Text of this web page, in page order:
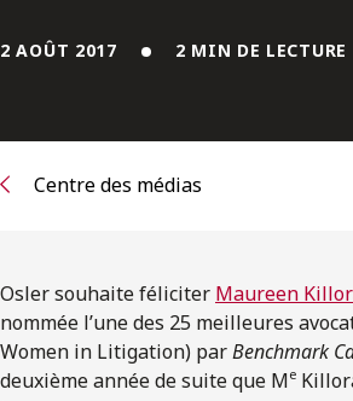
S’abonner
2 AOÛT 2017 2 MIN DE LECTURE
Centre des médias
Osler souhaite féliciter Maureen
nommée l’une des 25 meilleures
Women in Litigation) parBenchmark
deuxième année de suite que Me